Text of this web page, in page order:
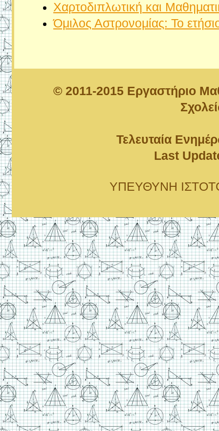
Χαρτοδιπλωτική και
Όμιλος Αστρονομίας: Το ετήσιο
© 2011-2015 Εργαστήριο
Τελευταία
Last
ΥΠΕΥΘΥΝΗ